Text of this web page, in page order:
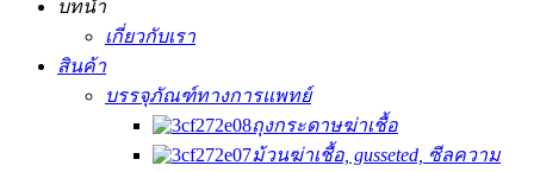
บทนำ
เกี่ยวกับเรา
สินค้า
บรรจุภัณฑ์ทางการแพทย์
ถุงกระดาษฆ่าเชื้อ
ม้วนฆ่าเชื้อ, gusseted, ซีลความ